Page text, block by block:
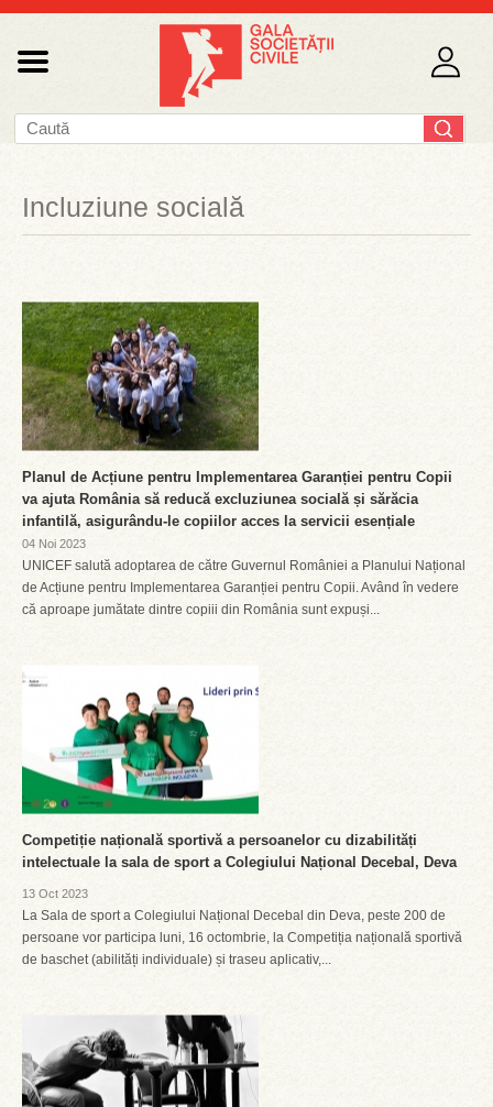
Incluziune socială
Planul de Acțiune pentru Implementarea Garanției pentru Copii
va ajuta România să reducă excluziunea socială și sărăcia
infantilă, asigurându-le copiilor acces la servicii esențiale
04 Noi 2023
UNICEF salută adoptarea de către Guvernul României a Planului Național
de Acțiune pentru Implementarea Garanției pentru Copii. Având în vedere
că aproape jumătate dintre copiii din România sunt expuși...
Competiție națională sportivă a persoanelor cu dizabilități
intelectuale la sala de sport a Colegiului Național Decebal, Deva
13 Oct 2023
La Sala de sport a Colegiului Național Decebal din Deva, peste 200 de
persoane vor participa luni, 16 octombrie, la Competiția națională sportivă
de baschet (abilități individuale) și traseu aplicativ,...